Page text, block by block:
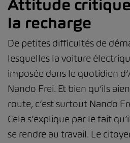
Attitude
la recharge
De petites difficultés de
lesquelles la voiture
imposée dans le quotidien
Nando Frei. Et bien qu’ils
route, c’est surtout Nando
Cela s’explique par le fait
se rendre au travail. Le